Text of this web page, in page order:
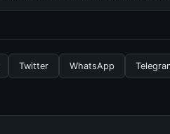
Twitter WhatsApp